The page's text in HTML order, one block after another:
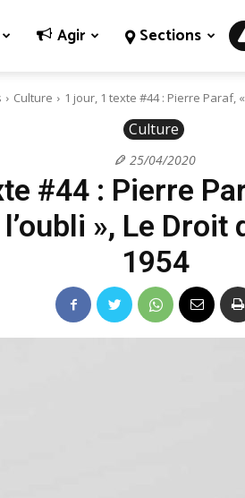
Agir Sections
Culture 1 jour, 1 texte #44 : Pierre Paraf,
Culture
25/04/2020
#44 : Pierre
», Le Droit
1954